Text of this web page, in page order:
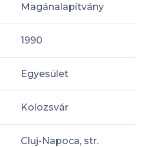
Magánalapítvány
1990
Egyesület
Kolozsvár
Cluj-Napoca, str.